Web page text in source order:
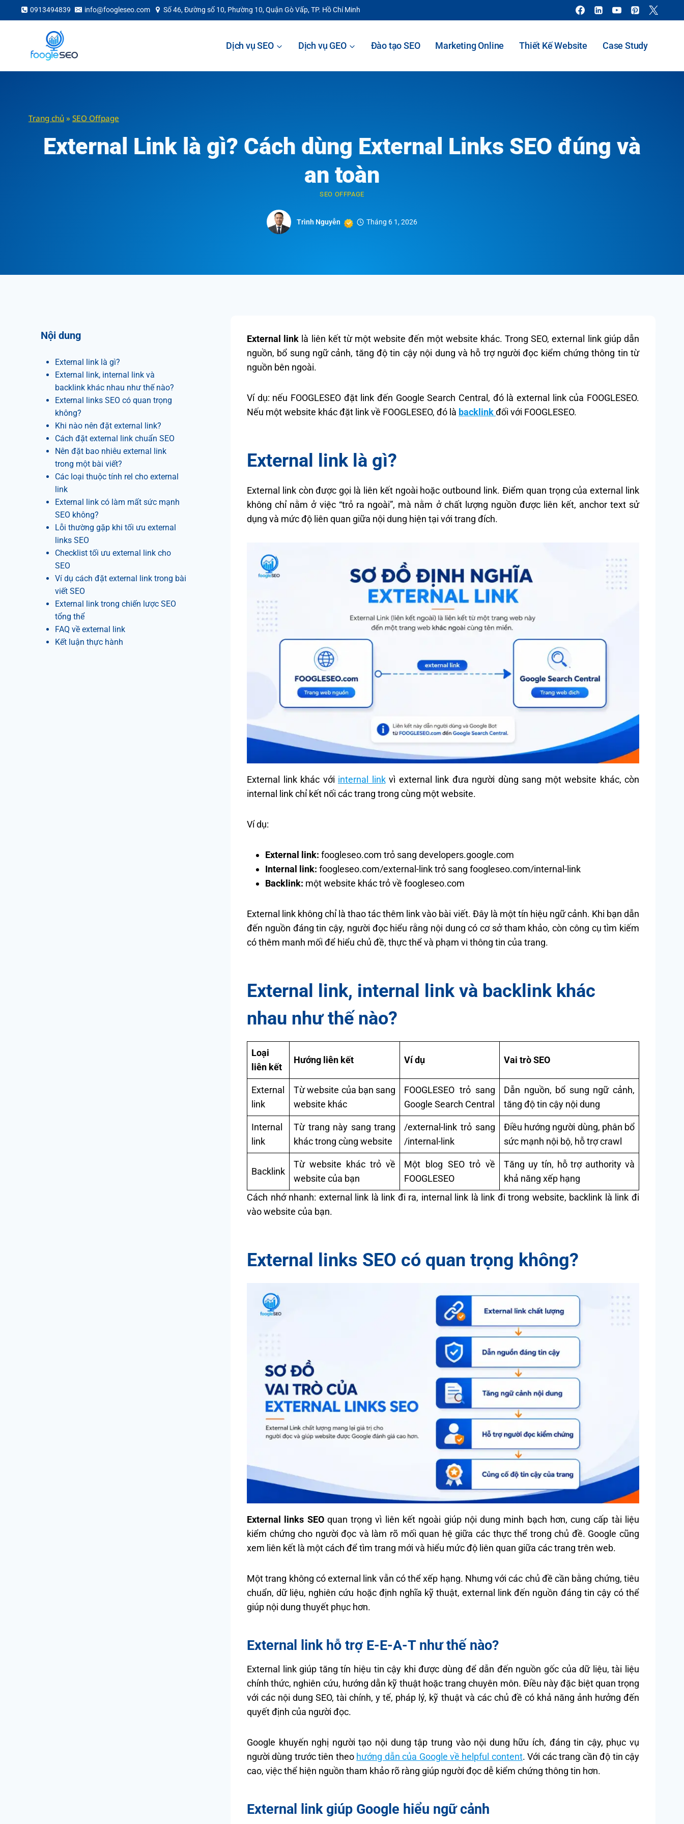
to
0913494839 info@foogleseo.com Số 46, Đường số 10, Phường 10, Quận Gò Vấp, TP. Hồ Chí Minh
Dịch vụ SEO Dịch vụ GEO Đào tạo SEO Marketing Online Thiết Kế Website Case Study
Trang chủ » SEO Offpage
External Link là gì? Cách dùng External Links SEO đúng và
an toàn
SEO OFFPAGE
Trình Nguyễn Tháng 6 1, 2026
External link là liên kết từ một website đến một website khác. Trong SEO, external link giúp dẫn
nguồn, bổ sung ngữ cảnh, tăng độ tin cậy nội dung và hỗ trợ người đọc kiểm chứng thông tin từ
nguồn bên ngoài.
Ví dụ: nếu FOOGLESEO đặt link đến Google Search Central, đó là external link của FOOGLESEO.
Nếu một website khác đặt link về FOOGLESEO, đó là backlinkđối với FOOGLESEO.
External link là gì?
External link còn được gọi là liên kết ngoài hoặc outbound link. Điểm quan trọng của external link
không chỉ nằm ở việc “trỏ ra ngoài”, mà nằm ở chất lượng nguồn được liên kết, anchor text sử
dụng và mức độ liên quan giữa nội dung hiện tại với trang đích.
External link khác với internal linkvì external link đưa người dùng sang một website khác, còn
internal link chỉ kết nối các trang trong cùng một website.
Ví dụ:
External link: foogleseo.com trỏ sang developers.google.com
Internal link: foogleseo.com/external-link trỏ sang foogleseo.com/internal-link
Backlink: một website khác trỏ về foogleseo.com
External link không chỉ là thao tác thêm link vào bài viết. Đây là một tín hiệu ngữ cảnh. Khi bạn dẫn
đến nguồn đáng tin cậy, người đọc hiểu rằng nội dung có cơ sở tham khảo, còn công cụ tìm kiếm
có thêm manh mối để hiểu chủ đề, thực thể và phạm vi thông tin của trang.
External link, internal link và backlink khác
nhau như thế nào?
Loại
liên kết
Hướng liên kết Ví dụ Vai trò SEO
External
link
Từ website của bạn sang
website khác
FOOGLESEO trỏ sang
Google Search Central
Dẫn nguồn, bổ sung ngữ cảnh,
tăng độ tin cậy nội dung
Internal
link
Từ trang này sang trang
khác trong cùng website
/external-link trỏ sang
/internal-link
Điều hướng người dùng, phân bổ
sức mạnh nội bộ, hỗ trợ crawl
Backlink
Từ website khác trỏ về
website của bạn
Một blog SEO trỏ về
FOOGLESEO
Tăng uy tín, hỗ trợ authority và
khả năng xếp hạng
Cách nhớ nhanh: external link là link đi ra, internal link là link đi trong website, backlink là link đi
vào website của bạn.
External links SEO có quan trọng không?
External links SEOquan trọng vì liên kết ngoài giúp nội dung minh bạch hơn, cung cấp tài liệu
kiểm chứng cho người đọc và làm rõ mối quan hệ giữa các thực thể trong chủ đề. Google cũng
xem liên kết là một cách để tìm trang mới và hiểu mức độ liên quan giữa các trang trên web.
Một trang không có external link vẫn có thể xếp hạng. Nhưng với các chủ đề cần bằng chứng, tiêu
chuẩn, dữ liệu, nghiên cứu hoặc định nghĩa kỹ thuật, external link đến nguồn đáng tin cậy có thể
giúp nội dung thuyết phục hơn.
External link hỗ trợ E-E-A-T như thế nào?
External link giúp tăng tín hiệu tin cậy khi được dùng để dẫn đến nguồn gốc của dữ liệu, tài liệu
chính thức, nghiên cứu, hướng dẫn kỹ thuật hoặc trang chuyên môn. Điều này đặc biệt quan trọng
với các nội dung SEO, tài chính, y tế, pháp lý, kỹ thuật và các chủ đề có khả năng ảnh hưởng đến
quyết định của người đọc.
Google khuyến nghị người tạo nội dung tập trung vào nội dung hữu ích, đáng tin cậy, phục vụ
người dùng trước tiên theo hướng dẫn của Google về helpful content. Với các trang cần độ tin cậy
cao, việc thể hiện nguồn tham khảo rõ ràng giúp người đọc dễ kiểm chứng thông tin hơn.
External link giúp Google hiểu ngữ cảnh
Nội dung
External link là gì?
External link, internal link và
backlink khác nhau như thế nào?
External links SEO có quan trọng
không?
Khi nào nên đặt external link?
Cách đặt external link chuẩn SEO
Nên đặt bao nhiêu external link
trong một bài viết?
Các loại thuộc tính rel cho external
link
External link có làm mất sức mạnh
SEO không?
Lỗi thường gặp khi tối ưu external
links SEO
Checklist tối ưu external link cho
SEO
Ví dụ cách đặt external link trong bài
viết SEO
External link trong chiến lược SEO
tổng thể
FAQ về external link
Kết luận thực hành